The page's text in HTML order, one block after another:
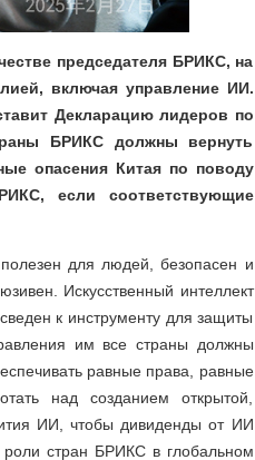
председателя БРИКС, на
включая управление ИИ.
Декларацию лидеров по
БРИКС должны вернуть
опасения Китая по поводу
если соответствующие
для людей, безопасен и
Искусственный интеллект
к инструменту для защиты
им все страны должны
равные права, равные
над созданием открытой,
ИИ, чтобы дивиденды от ИИ
стран БРИКС в глобальном